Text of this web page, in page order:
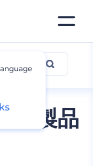
の製品